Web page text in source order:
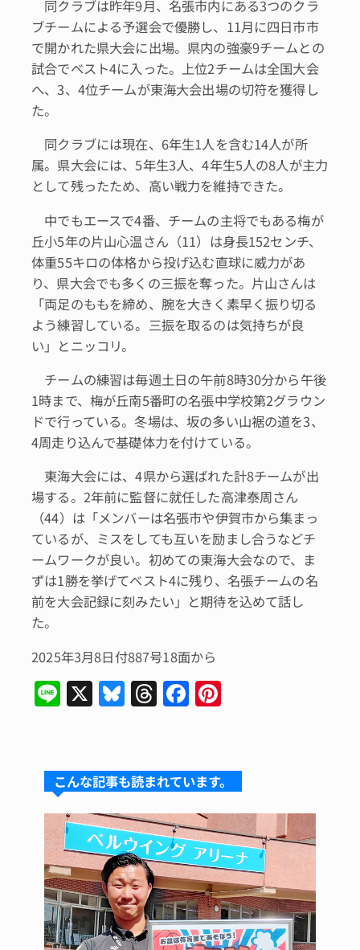
同クラブは昨年9月、名張市内にある3つのクラ
ブチームによる予選会で優勝し、11月に四日市市
で開かれた県大会に出場。県内の強豪9チームとの
試合でベスト4に入った。上位2チームは全国大会
へ、3、4位チームが東海大会出場の切符を獲得し
た。
同クラブには現在、6年生1人を含む14人が所
属。県大会には、5年生3人、4年生5人の8人が主力
として残ったため、高い戦力を維持できた。
中でもエースで4番、チームの主将でもある梅が
丘小5年の片山心温さん（11）は身長152センチ、
体重55キロの体格から投げ込む直球に威力があ
り、県大会でも多くの三振を奪った。片山さんは
「両足のももを締め、腕を大きく素早く振り切る
よう練習している。三振を取るのは気持ちが良
い」とニッコリ。
チームの練習は毎週土日の午前8時30分から午後
1時まで、梅が丘南5番町の名張中学校第2グラウン
ドで行っている。冬場は、坂の多い山裾の道を3、
4周走り込んで基礎体力を付けている。
東海大会には、4県から選ばれた計8チームが出
場する。2年前に監督に就任した高津泰周さん
（44）は「メンバーは名張市や伊賀市から集まっ
ているが、ミスをしても互いを励まし合うなどチ
ームワークが良い。初めての東海大会なので、ま
ずは1勝を挙げてベスト4に残り、名張チームの名
前を大会記録に刻みたい」と期待を込めて話し
た。
2025年3月8日付887号18面から
Li X Bl
s
k
y
T
a
d
s
F
e
b
o
o
k
re
st
こんな記事も読まれています。